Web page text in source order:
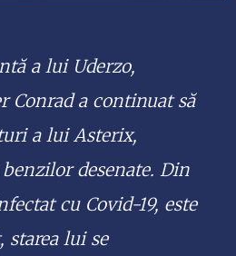
a lui Uderzo,
Conrad a continuat să
a lui Asterix,
desenate. Din
cu Covid-19, este
lui se